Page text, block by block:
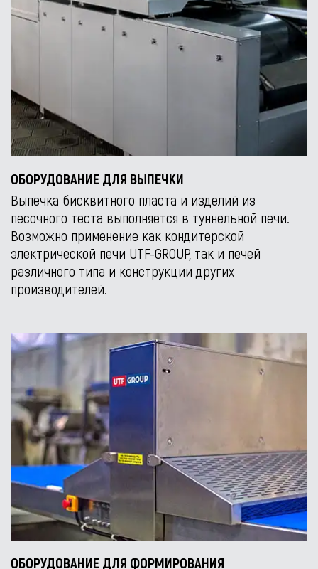
ОБОРУДОВАНИЕ ДЛЯ ВЫПЕЧКИ
Выпечка бисквитного пласта и изделий из
песочного теста выполняется в туннельной печи.
Возможно применение как кондитерской
электрической печи UTF-GROUP, так и печей
различного типа и конструкции других
производителей.
ОБОРУДОВАНИЕ ДЛЯ ФОРМИРОВАНИЯ